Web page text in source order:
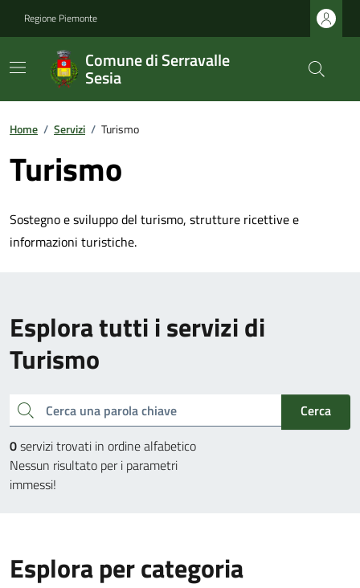
Regione Piemonte
Comune di Serravalle
Sesia
Home / Servizi / Turismo
Turismo
Sostegno e sviluppo del turismo, strutture ricettive e
informazioni turistiche.
Esplora tutti i servizi di
Turismo
Cerca una parola chiave
Cerca
0servizi trovati in ordine alfabetico
Nessun risultato per i parametri
immessi!
Esplora per categoria